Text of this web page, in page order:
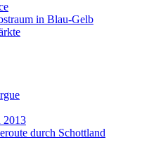
in Blau-Gelb
2013
durch Schottland